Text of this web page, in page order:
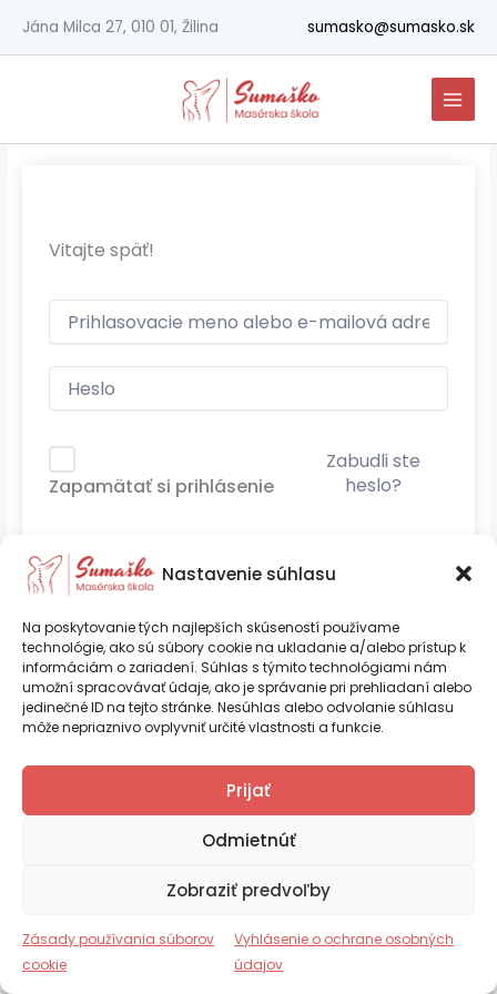
Nastavenie súhlasu
Na poskytovanie tých najlepších skúseností používame
technológie, ako sú súbory cookie na ukladanie a/alebo prístup k
informáciám o zariadení. Súhlas s týmito technológiami nám
umožní spracovávať údaje, ako je správanie pri prehliadaní alebo
jedinečné ID na tejto stránke. Nesúhlas alebo odvolanie súhlasu
môže nepriaznivo ovplyvniť určité vlastnosti a funkcie.
Prijať
Odmietnúť
Zobraziť predvoľby
Zásady používania súborov
cookie
Vyhlásenie o ochrane osobných
údajov
Jána Milca 27, 010 01, Žilina sumasko@sumasko.sk
Vitajte späť!
Zapamätať si prihlásenie
Zabudli ste
heslo?
Prihlásiť sa
Copyright © 2026 Sumaško |Tvorba web stránok TOMARCO
Vyhlásenie o ochrane osobných údajov (EU)
Reklamačný poriadok
Ing. Iveta Psocíková – SUMAŠKO je
certifikovaná vzdelávacia inštitúcia podľa
platnej legislatívy SR
Číslo certifikácie RCVI_2025_000270